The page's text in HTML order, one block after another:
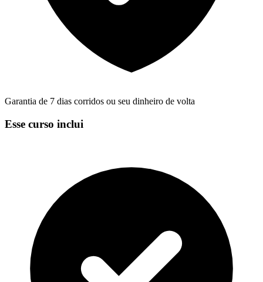
Garantia de 7 dias corridos ou seu dinheiro de volta
Esse curso inclui